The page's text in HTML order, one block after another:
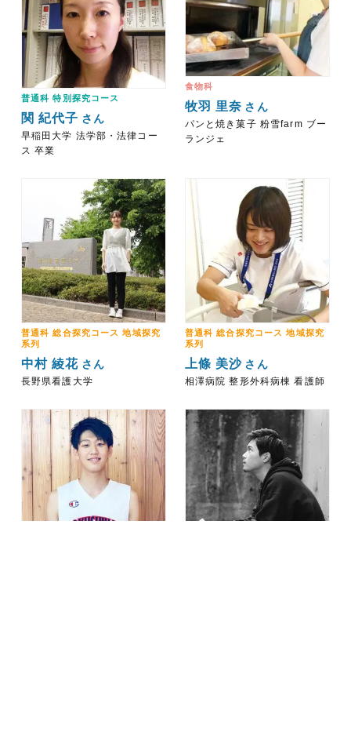
普通科 特別探究コース
関 紀代子 さん
早稲田大学 法学部・法律コー
ス 卒業
食物科
牧羽 里奈 さん
パンと焼き菓子 粉雪farm ブー
ランジェ
普通科 総合探究コース 地域探究
系列
中村 綾花 さん
長野県看護大学
普通科 総合探究コース 地域探究
系列
上條 美沙 さん
相澤病院 整形外科病棟 看護師